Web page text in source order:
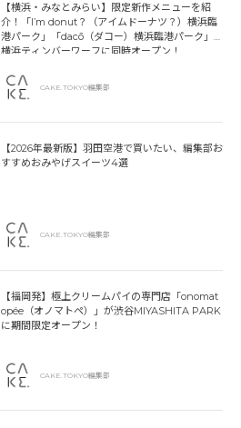
【横浜・みなとみらい】限定新作メニューを紹
介！「I’m donut？（アイムドーナツ？）横浜臨
港パーク」「dacō（ダコー）横浜臨港パーク」
横浜ティンバーワーフに同時オープン！
CAKE.TOKYO編集部
【2026年最新版】羽田空港で買いたい、編集部お
すすめおみやげスイーツ4選
CAKE.TOKYO編集部
【福岡発】極上クリームパイの専門店「onomat
opée（オノマトペ）」が渋谷MIYASHITA PARK
に期間限定オープン！
CAKE.TOKYO編集部